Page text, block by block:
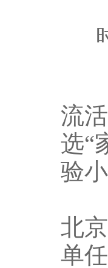
近
流
选“
验
据
北
单